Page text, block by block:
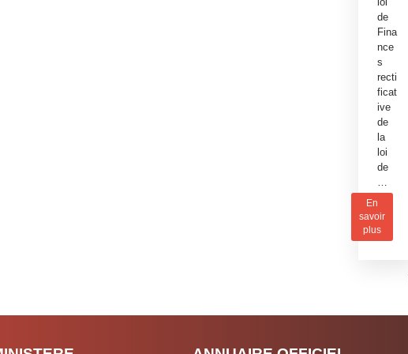
de
Fina
nce
s
recti
ficat
ive
de
la
loi
de
…
En
savoir
plus